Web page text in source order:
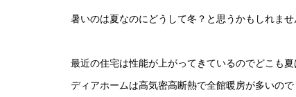
暑いのは夏なのにどうして冬？と思うかもしれませ
最近の住宅は性能が上がってきているのでどこも夏
ディアホームは高気密高断熱で全館暖房が多いので